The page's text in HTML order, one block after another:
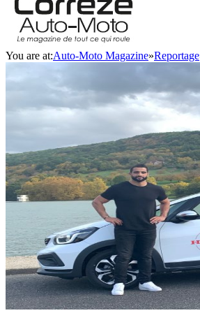
You are at:Auto-Moto Magazine»Reportage